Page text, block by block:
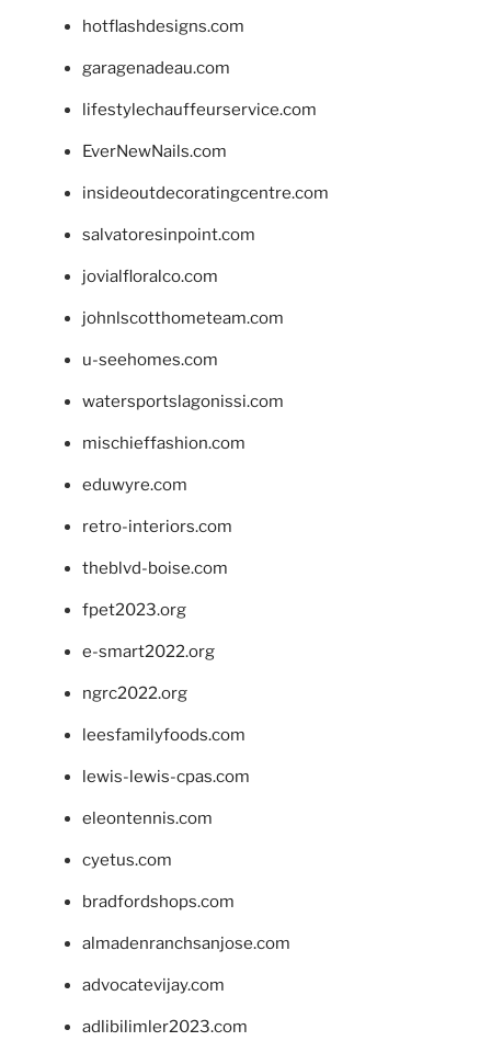
hotflashdesigns.com
garagenadeau.com
lifestylechauffeurservice.com
EverNewNails.com
insideoutdecoratingcentre.com
salvatoresinpoint.com
jovialfloralco.com
johnlscotthometeam.com
u-seehomes.com
watersportslagonissi.com
mischieffashion.com
eduwyre.com
retro-interiors.com
theblvd-boise.com
fpet2023.org
e-smart2022.org
ngrc2022.org
leesfamilyfoods.com
lewis-lewis-cpas.com
eleontennis.com
cyetus.com
bradfordshops.com
almadenranchsanjose.com
advocatevijay.com
adlibilimler2023.com